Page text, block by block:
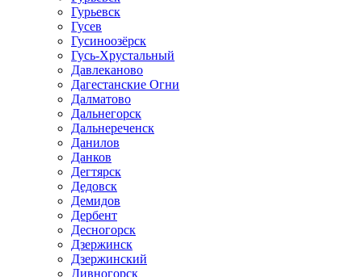
Гурьевск
Гусев
Гусиноозёрск
Гусь-Хрустальный
Давлеканово
Дагестанские Огни
Далматово
Дальнегорск
Дальнереченск
Данилов
Данков
Дегтярск
Дедовск
Демидов
Дербент
Десногорск
Дзержинск
Дзержинский
Дивногорск